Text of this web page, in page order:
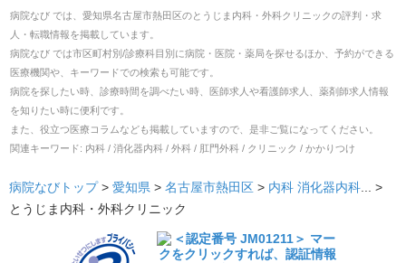
病院なび では、 愛知県名古屋市熱田区のとうじま内科・外科クリニックの評判・求
人・転職情報を掲載しています。
病院なび では市区町村別/診療科目別に病院・医院・薬局を探せるほか、予約ができる
医療機関や、キーワードでの検索も可能です。
病院を探したい時、診療時間を調べたい時、医師求人や看護師求人、薬剤師求人情報
を知りたい時に便利です。
また、役立つ医療コラムなども掲載していますので、是非ご覧になってください。
関連キーワード: 内科 / 消化器内科 / 外科 / 肛門外科 / クリニック / かかりつけ
病院なびトップ > 愛知県 > 名古屋市熱田区 > 内科 消化器内科... >
とうじま内科・外科クリニック